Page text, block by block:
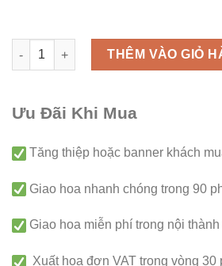
Giỏ hoa - G249 số lượng
THÊM VÀO GIỎ
Ưu Đãi Khi Mua
Tăng thiệp hoặc banner khách
Giao hoa nhanh chóng trong 90
Giao hoa miễn phí trong nội thành
Xuất hoa đơn VAT trong vòng 30